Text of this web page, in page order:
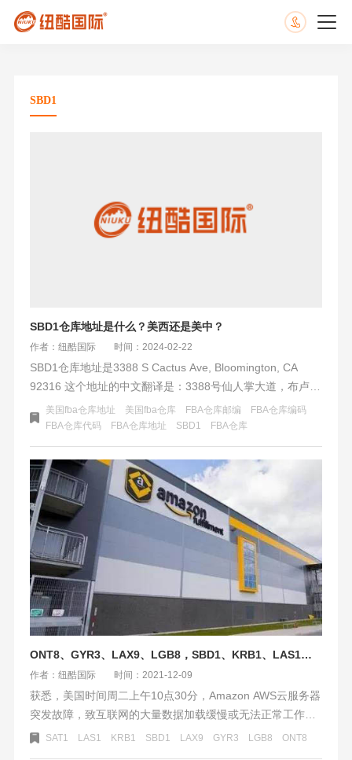
SBD1
SBD1仓库地址是什么？美西还是美中？
作者：纽酷国际 时间：2024-02-22
​SBD1仓库地址是3388 S Cactus Ave, Bloomington, CA
92316 这个地址的中文翻译是：3388号仙人掌大道，布卢明
顿，加利福尼亚州，92316-38191。这是一个亚马逊美国
FBA仓库的地址是美西四大热门FBA仓库之一，位于加利福
尼亚州的圣贝纳迪诺县。
美国fba仓库地址 美国fba仓库 FBA仓库邮编
FBA仓库编码
FBA仓库代码
FBA仓库地址 SBD1 FBA仓库
ONT8、GYR3、LAX9、LGB8，SBD1、KRB1、LAS1、SAT1暂停美国卡派——亚马逊系统崩溃
作者：纽酷国际 时间：2021-12-09
获悉，美国时间周二上午10点30分，Amazon AWS云服务器
突发故障，致互联网的大量数据加载缓慢或无法正常工作，
超过2万名用户报告了相关故障。1.由于亚马逊系统原因，目
SAT1 LAS1 KRB1 SBD1 LAX9 GYR3 LGB8 ONT8